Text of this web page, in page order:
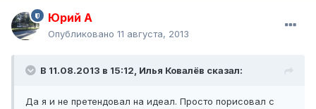
Юрий А
Опубликовано 11 августа, 2013
В 11.08.2013 в 15:12, Илья Ковалёв сказал:
Да я и не претендовал на идеал. Просто порисовал с